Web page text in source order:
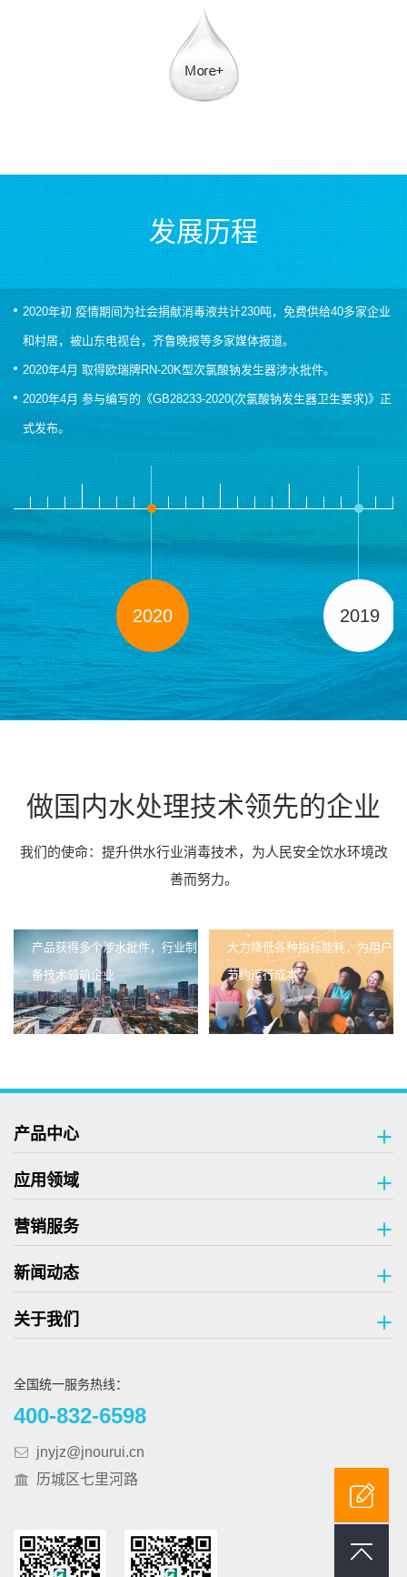
发展历程
2020年初 疫情期间为社会捐献消毒液共计230吨，免费供给40多家企业
和村居，被山东电视台，齐鲁晚报等多家媒体报道。
2020年4月 取得欧瑞牌RN-20K型次氯酸钠发生器涉水批件。
2020年4月 参与编写的《GB28233-2020(次氯酸钠发生器卫生要求)》正
式发布。
2020 2019
做国内水处理技术领先的企业
我们的使命：提升供水行业消毒技术，为人民安全饮水环境改
善而努力。
产品获得多个涉水批件，行业制
备技术领航企业
大力降低各种指标能耗，为用户
节约运行成本
产品中心
应用领域
营销服务
新闻动态
关于我们
全国统一服务热线：
400-832-6598
jnyjz@jnourui.cn
历城区七里河路